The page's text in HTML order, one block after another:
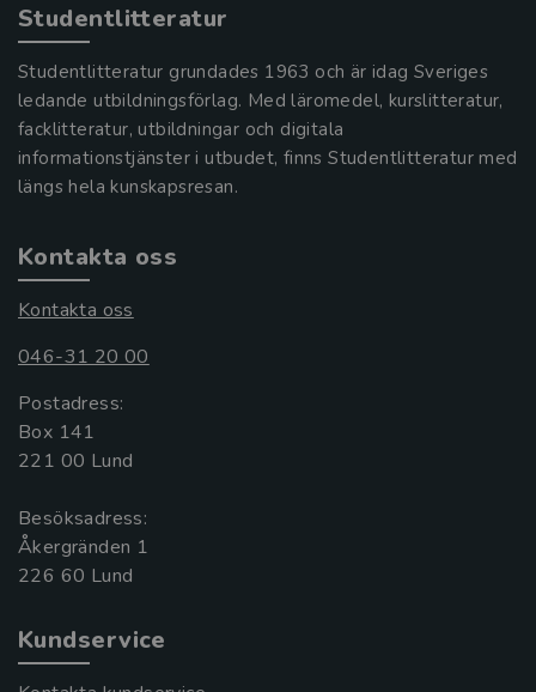
Studentlitteratur
Studentlitteratur grundades 1963 och är idag Sveriges
ledande utbildningsförlag. Med läromedel, kurslitteratur,
facklitteratur, utbildningar och digitala
informationstjänster i utbudet, finns Studentlitteratur med
längs hela kunskapsresan.
Kontakta oss
Kontakta oss
046-31 20 00
Postadress:
Box 141
221 00 Lund
Besöksadress:
Åkergränden 1
Kundservice